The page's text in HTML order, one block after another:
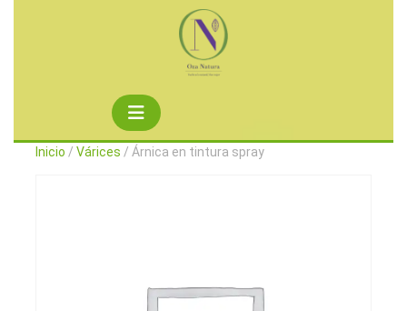
Botón
de
Inicio / Várices / Árnica en tintura spray